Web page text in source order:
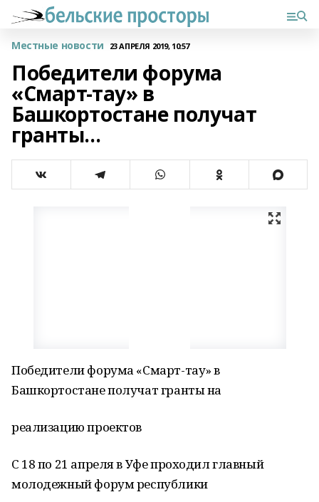
Местные новости 23 АПРЕЛЯ 2019, 10:57
Победители форума
«Смарт-тау» в
Башкортостане получат
гранты...
Победители форума «Смарт-тау» в
Башкортостане получат гранты на
реализацию проектов
С 18 по 21 апреля в Уфе проходил главный
молодежный форум республики